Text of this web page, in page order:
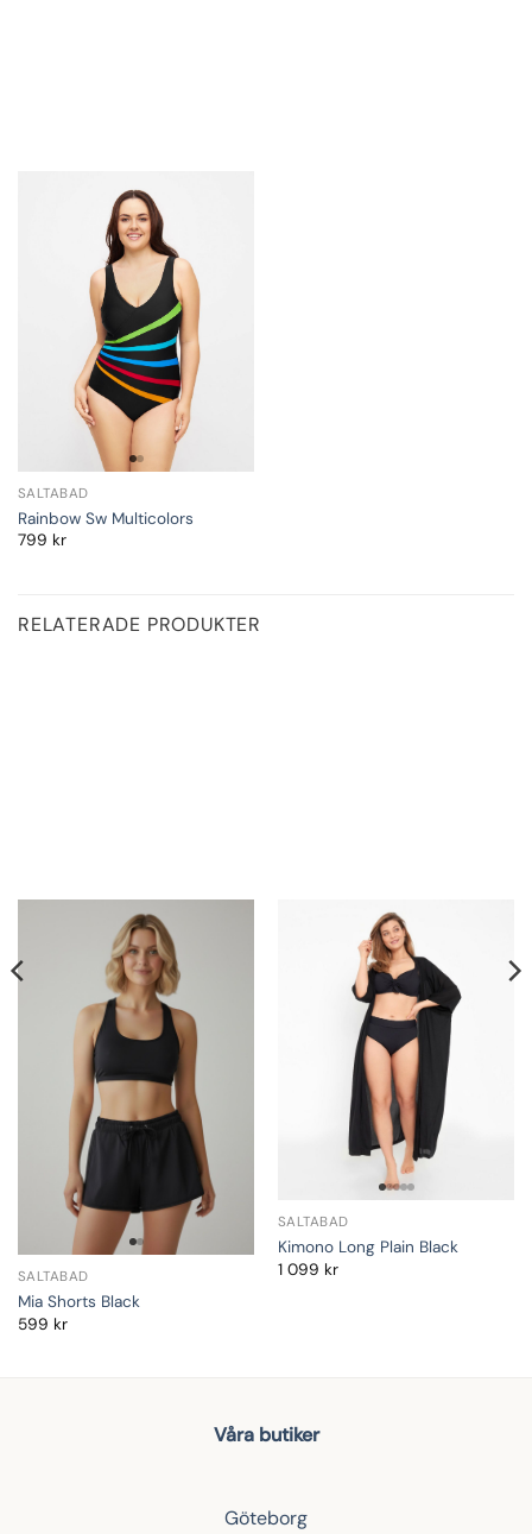
SALTABAD
Rainbow Sw Multicolors
799 kr
RELATERADE PRODUKTER
SALTABAD
Mia Shorts Black
599 kr
SALTABAD
Kimono Long Plain Black
1 099 kr
Våra butiker
Göteborg